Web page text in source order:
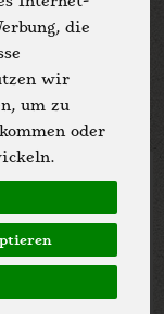
die
wir
um zu
oder